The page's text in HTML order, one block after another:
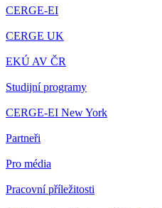
CERGE-EI
CERGE UK
EKÚ AV ČR
Studijní programy
CERGE-EI New York
Partneři
Pro média
Pracovní příležitosti